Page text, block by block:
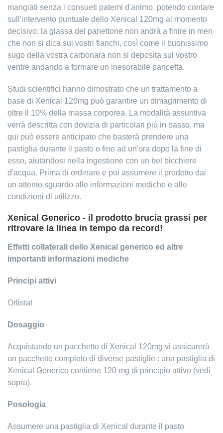
mangiati senza i consueti patemi d'animo, potendo contare
sull'intervento puntuale dello Xenical 120mg al momento
decisivo: la glassa del panettone non andrà a finire in men
che non si dica sui vostri fianchi, così come il buonissimo
sugo della vostra carbonara non si deposita sul vostro
ventre andando a formare un inesorabile pancetta.
Studi scientifici hanno dimostrato che un trattamento a
base di Xenical 120mg può garantire un dimagrimento di
oltre il 10% della massa corporea. La modalità assuntiva
verrà descritta con dovizia di particolari più in basso, ma
qui può essere anticipato che basterà prendere una
pastiglia durante il pasto o fino ad un'ora dopo la fine di
esso, aiutandosi nella ingestione con un bel bicchiere
d'acqua. Prima di ordinare e poi assumere il prodotto dai
un attento sguardo alle informazioni mediche e alle
condizioni di utilizzo.
Xenical Generico - il prodotto brucia grassi per
ritrovare la linea in tempo da record!
Effetti collaterali dello Xenical generico ed altre
importanti informazioni mediche
Principi attivi
Orlistat
Dosaggio
Acquistando un pacchetto di Xenical 120mg vi assicurerà
un pacchetto completo di diverse pastiglie : una pastiglia di
Xenical Generico contiene 120 mg di principio attivo (vedi
sopra).
Posologia
Assumere una pastiglia di Xenical durante il pasto